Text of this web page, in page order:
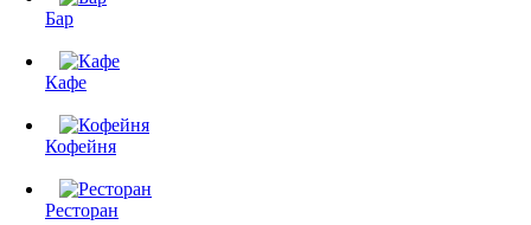
Бар
Кафе
Кофейня
Ресторан